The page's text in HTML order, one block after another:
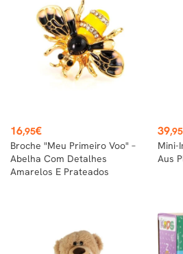
Preço
16,95€
Broche "Meu Primeiro Voo" –
Abelha Com Detalhes
Amarelos E Prateados
39,95
Mini-
Aus